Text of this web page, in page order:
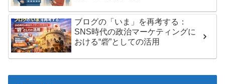
ブログの「いま」を再考する：
SNS時代の政治マーケティングに
おける“砦”としての活用